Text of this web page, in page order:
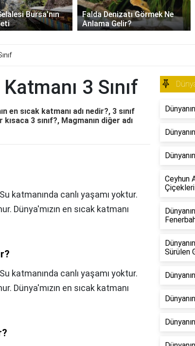
Görmek Ne
Muhabbet Kuşu Kaşıntısı
Nasıl Geçer? Nedenleri ve
Çözümleri
3 Sınıf
en sıcak katmanı adı nedir?, 3 sınıf
3 sınıf?, Magmanın diğer adı
katmanında canlı yaşamı yoktur.
Dünya'mızın en sıcak katmanı
katmanında canlı yaşamı yoktur.
Dünya'mızın en sıcak katmanı
Ceyhun
Sürülen